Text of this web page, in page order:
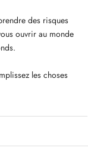
des risques
ouvrir au monde
les choses